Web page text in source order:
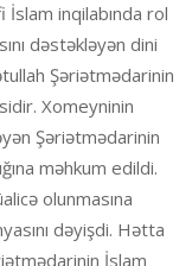
inqilabında rol
dəstəkləyən dini
Şəriətmədarinin
Xomeyninin
Şəriətmədarinin
məhkum edildi.
olunmasına
dəyişdi. Hətta
İslam